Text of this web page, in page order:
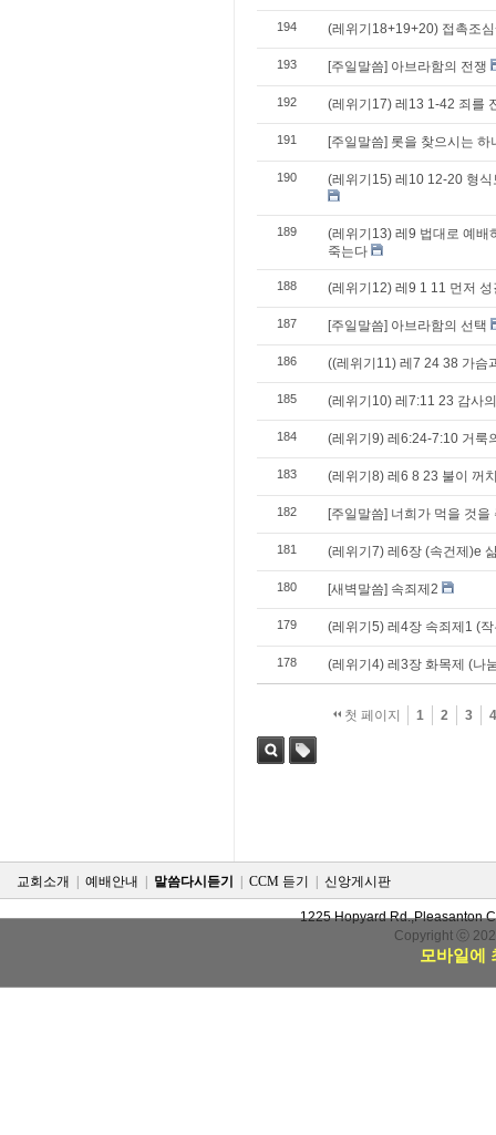
194 (레위기18+19+20) 접촉조
193 [주일말씀] 아브라함의 전쟁
192 (레위기17) 레13 1-42 죄를
191 [주일말씀] 롯을 찾으시는 하
190 (레위기15) 레10 12-20 형
189
(레위기13) 레9 법대로 예배
죽는다
188 (레위기12) 레9 1 11 먼저 성
187 [주일말씀] 아브라함의 선택
186 ((레위기11) 레7 24 38 가슴
185 (레위기10) 레7:11 23 감사
184 (레위기9) 레6:24-7:10 거룩
183 (레위기8) 레6 8 23 불이 꺼
182 [주일말씀] 너희가 먹을 것을
181 (레위기7) 레6장 (속건제)e
180 [새벽말씀] 속죄제2
179 (레위기5) 레4장 속죄제1 (
178 (레위기4) 레3장 화목제 (나
첫 페이지 1 2 3
교회소개 예배안내 말씀다시듣기 CCM 듣기 신앙게시판
1225 Hopyard Rd.,Pleasanton
Copyright ⓒ
모바일에